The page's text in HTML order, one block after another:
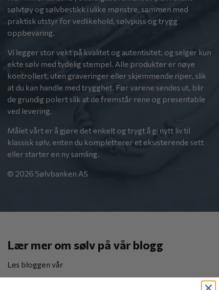
sølvtøy og sølvbestikk i ulike mønstre, sammen med
praktisk utstyr for vedlikehold, sølvpuss og trygg
oppbevaring.
Vi legger stor vekt på kvalitet og autentisitet, og selger kun
ekte sølv med tydelig stempel. Alle produkter er nøye
kontrollert, uten graveringer eller skjemmende riper, slik
at du kan handle med trygghet. Før varene sendes ut, blir
de grundig polert slik at de fremstår rene og presentable
ved levering.
Målet vårt er å gjøre det enkelt og trygt å gi nytt liv til
klassisk sølv, enten du kompletterer et eksisterende sett
eller starter en ny samling.
© 2026 Sølvbanken AS
Lær mer om sølv på vår blogg
Les bloggen vår